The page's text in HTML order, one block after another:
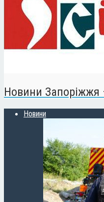
Новини Запоріжжя
Новини